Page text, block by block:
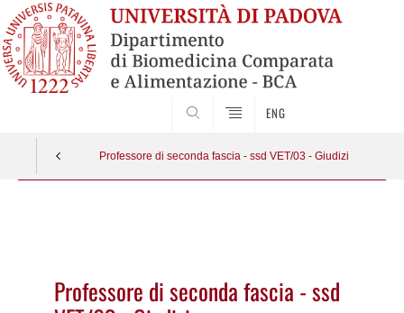
ENG
Professore di seconda fascia - ssd VET/03 - Giudizi
Professore di seconda fascia - ssd